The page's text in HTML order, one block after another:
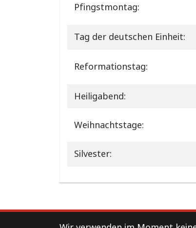
Pfingstmontag:
Tag der deutschen Einheit:
Reformationstag:
Heiligabend:
Weihnachtstage:
Silvester:
Support Kontakt Impressum